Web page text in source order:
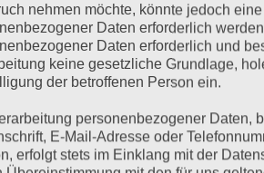
Blue Smart IP22 Ladegerät ist das
Smart IP22 Ladegerät lässt sich mit
Autos, Motorrädern, Booten
PRODUKTE
nehmen möchte, könnte jedoch
Daten erforderlich
Daten erforderlich und
keine gesetzliche Grundlage,
der betroffenen Person ein.
personenbezogener Daten,
E-Mail-Adresse oder
erfolgt stets im Einklang mit der